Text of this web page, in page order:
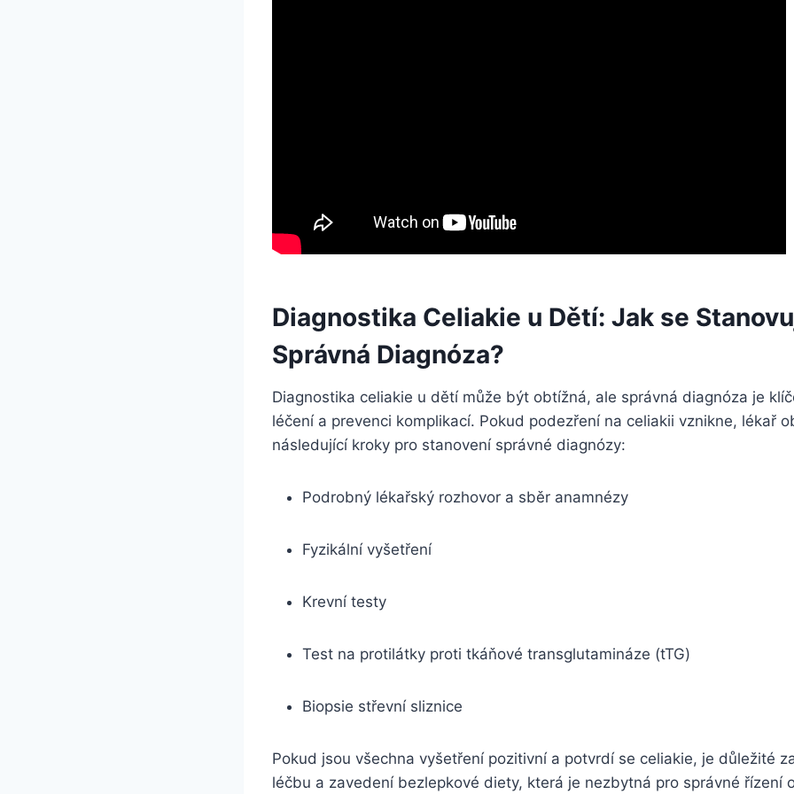
Diagnostika Celiakie u Dětí: Jak se
Správná Diagnóza?
Diagnostika celiakie u⁢ dětí může být obtížná, ale správná diagnóza je
léčení a prevenci komplikací. Pokud podezření na celiakii vznikne, lékař
následující kroky pro stanovení správné diagnózy:
Podrobný lékařský rozhovor a sběr anamnézy
Fyzikální ‌vyšetření
Krevní testy
Test ⁢na protilátky‌ proti tkáňové transglutamináze (tTG)
Biopsie střevní sliznice
Pokud jsou všechna‍ vyšetření pozitivní a potvrdí se celiakie, je důležité
léčbu⁤ a zavedení‍ bezlepkové diety, která je nezbytná ‍pro správné řízení